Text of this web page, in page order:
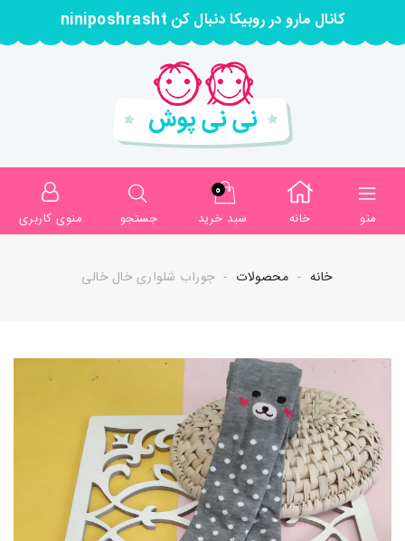
کانال مارو در روبیکا دنبال کن niniposhrasht
منو خانه
0
سبد خرید
جستجو منوی کاربری
خانه محصولات جوراب شلواری خال خالی